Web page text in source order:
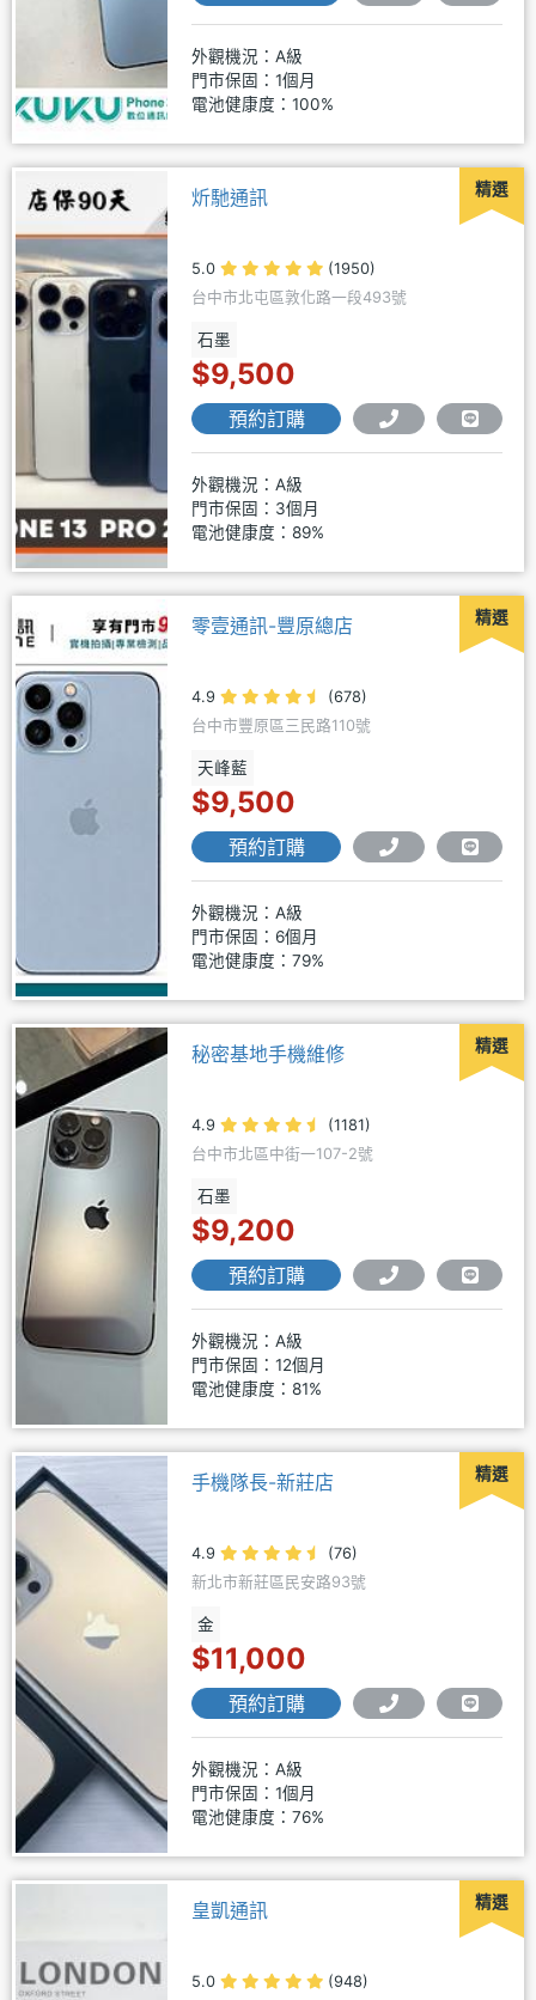
外觀機況：A級
門市保固：1個月
電池健康度：100%
精選
炘馳通訊
5.0
(1950)
台中市北屯區敦化路一段493號
石墨
$9,500
預約訂購
外觀機況：A級
門市保固：3個月
電池健康度：89%
精選
零壹通訊-豐原總店
4.9
(678)
台中市豐原區三民路110號
天峰藍
$9,500
預約訂購
外觀機況：A級
門市保固：6個月
電池健康度：79%
精選
秘密基地手機維修
4.9
(1181)
台中市北區中街一107-2號
石墨
$9,200
預約訂購
外觀機況：A級
門市保固：12個月
電池健康度：81%
精選
手機隊長-新莊店
4.9
(76)
新北市新莊區民安路93號
金
$11,000
預約訂購
外觀機況：A級
門市保固：1個月
電池健康度：76%
精選
皇凱通訊
5.0
(948)